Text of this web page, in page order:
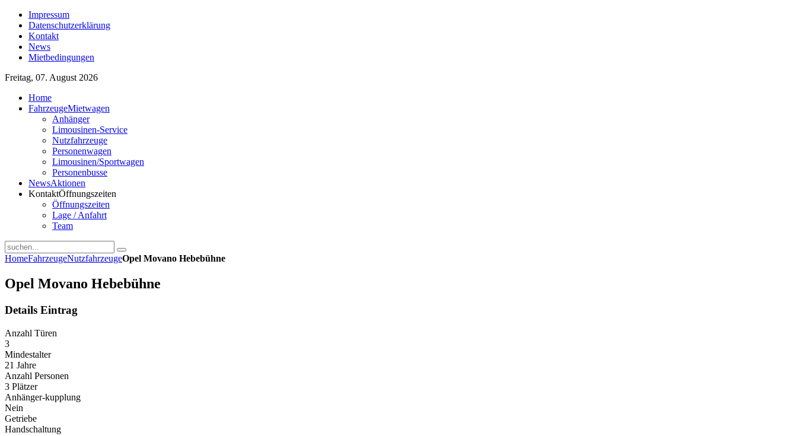
Impressum
Datenschutzerklärung
Kontakt
News
Mietbedingungen
Freitag, 07. August 2026
Home
FahrzeugeMietwagen
Anhänger
Limousinen-Service
Nutzfahrzeuge
Personenwagen
Limousinen/Sportwagen
Personenbusse
NewsAktionen
KontaktÖffnungszeiten
Öffnungszeiten
Lage / Anfahrt
Team
HomeFahrzeugeNutzfahrzeugeOpel Movano Hebebühne
Opel Movano Hebebühne
Details Eintrag
Anzahl Türen
3
Mindestalter
21 Jahre
Anzahl Personen
3 Plätzer
Anhänger-kupplung
Nein
Getriebe
Handschaltung